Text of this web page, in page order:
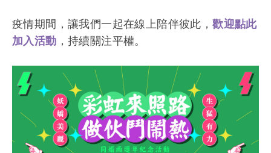
疫情期間，讓我們一起在線上陪伴彼此，歡迎點此
加入活動 ，持續關注平權。